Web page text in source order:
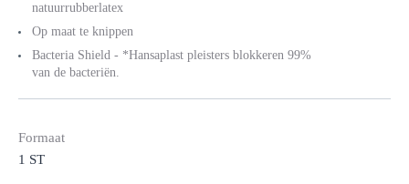
natuurrubberlatex
Op maat te knippen
Bacteria Shield - *Hansaplast pleisters blokkeren 99%
van de bacteriën.
Formaat
1 ST